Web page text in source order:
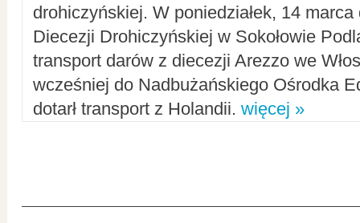
drohiczyńskiej. W poniedziałek, 14
Diecezji Drohiczyńskiej w Sokołowie
transport darów z diecezji Arezzo we
wcześniej do Nadbużańskiego Ośrodka
dotarł transport z Holandii. więcej »